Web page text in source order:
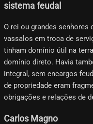
sistema feudal
O rei ou grandes
vassalos em troca de
tinham domínio útil na
domínio direto. Havia
integral, sem encargos
de propriedade eram
obrigações e relações de
Carlos Magno